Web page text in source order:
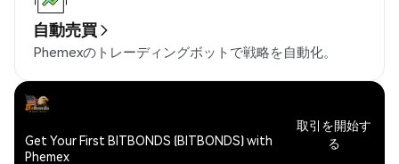
自動売買
Phemexのトレーディングボットで戦略を自動化。
Get Your First BITBONDS (BITBONDS) with
Phemex
取引を開始す
る